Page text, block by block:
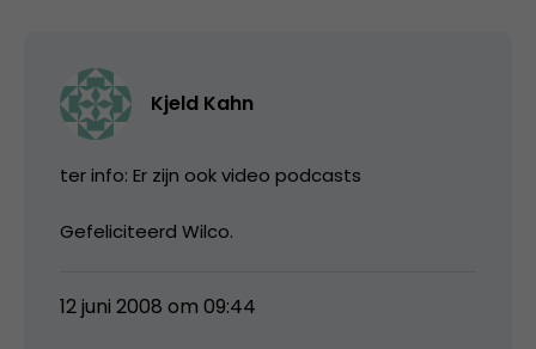
Kjeld Kahn
ter info: Er zijn ook video podcasts
Gefeliciteerd Wilco.
12 juni 2008 om 09:44